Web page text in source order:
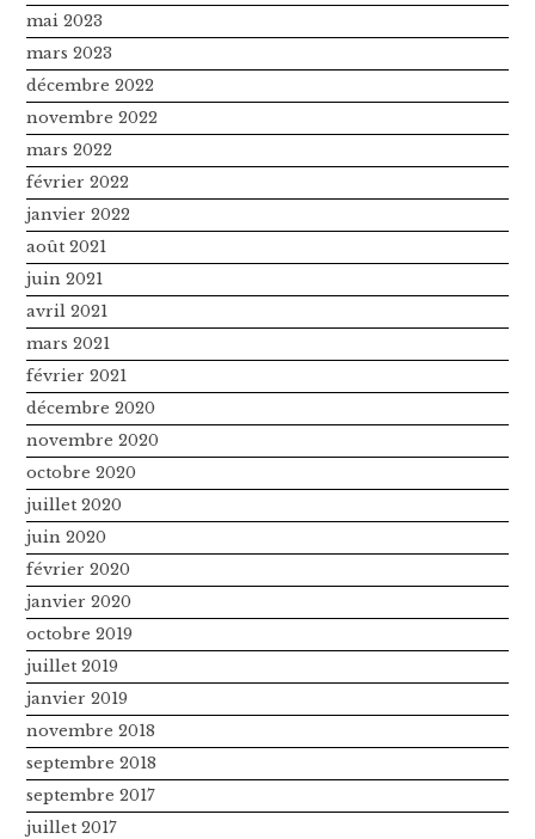
mai 2023
mars 2023
décembre 2022
novembre 2022
mars 2022
février 2022
janvier 2022
août 2021
juin 2021
avril 2021
mars 2021
février 2021
décembre 2020
novembre 2020
octobre 2020
juillet 2020
juin 2020
février 2020
janvier 2020
octobre 2019
juillet 2019
janvier 2019
novembre 2018
septembre 2018
septembre 2017
juillet 2017